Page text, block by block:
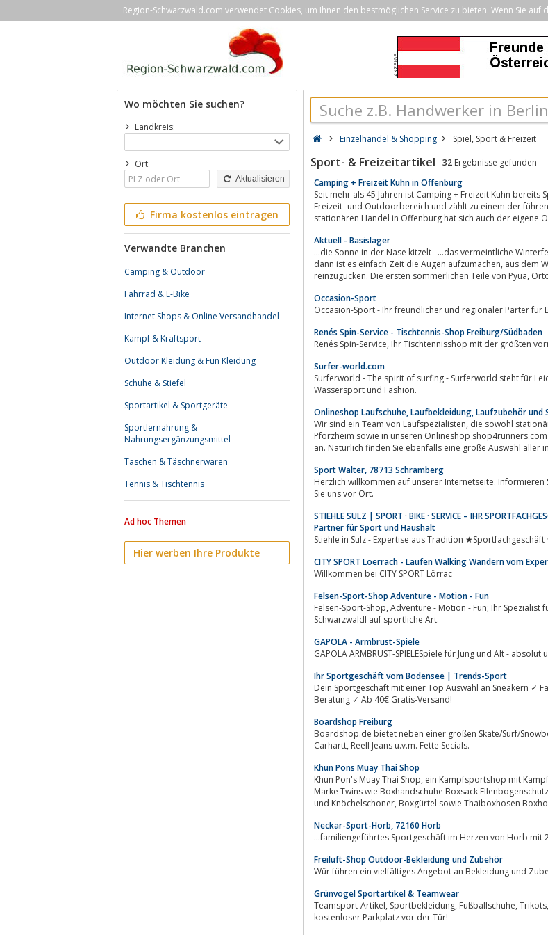
Region-Schwarzwald.com verwendet Cookies, um Ihnen den bestmöglichen Service zu bieten. Wenn Sie
Wo möchten Sie suchen?
Landkreis:
Ort:
Aktualisieren
Firma kostenlos eintragen
Verwandte Branchen
Camping & Outdoor
Fahrrad & E-Bike
Internet Shops & Online Versandhandel
Kampf & Kraftsport
Outdoor Kleidung & Fun Kleidung
Schuhe & Stiefel
Sportartikel & Sportgeräte
Sportlernahrung &
Nahrungsergänzungsmittel
Taschen & Täschnerwaren
Tennis & Tischtennis
Ad hoc Themen
Hier werben Ihre Produkte
Einzelhandel & Shopping Spiel, Sport & Freizeit
Sport- & Freizeitartikel 32 Ergebnisse gefunden
Camping + Freizeit Kuhn in Offenburg
Seit mehr als 45 Jahren ist Camping + Freizeit Kuhn
Freizeit- und Outdoorbereich und zählt zu einem der
stationären Handel in Offenburg hat sich auch der eigene
Aktuell - Basislager
…die Sonne in der Nase kitzelt …das vermeintliche
dann ist es einfach Zeit die Augen aufzumachen, aus dem Winterschlaf aufzuwachen und einmal losgelöst bei uns
Occasion-Sport
Occasion-Sport - Ihr freundlicher und regionaler Parter für
Renés Spin-Service - Tischtennis-Shop Freiburg/Südbaden
Renés Spin-Service, Ihr Tischtennisshop mit der
Surfer-world.com
Surferworld - The spirit of surfing - Surferworld steht für
Wassersport und Fashion.
Onlineshop Laufschuhe, Laufbekleidung, Laufzubehör
Wir sind ein Team von Laufspezialisten, die sowohl stationär als auch online agieren. In unserem Ladengeschäft rennwerk in
Pforzheim sowie in unseren Onlineshop
an. Natürlich finden Sie ebenfalls eine große Auswahl aller
Sport Walter, 78713 Schramberg
Herzlich willkommen auf unserer Internetseite.
Sie uns vor Ort.
STIEHLE SULZ | SPORT · BIKE · SERVICE – IHR
Partner für Sport und Haushalt
Stiehle in Sulz - Expertise aus Tradition
CITY SPORT Loerrach - Laufen Walking Wandern vom
Willkommen bei CITY SPORT Lörrac
Felsen-Sport-Shop Adventure - Motion - Fun
Felsen-Sport-Shop, Adventure - Motion - Fun; Ihr Spezialist für Ausdauer- und Gesundheitssport. Erleben Sie den
Schwarzwaldl auf sportliche Art.
GAPOLA - Armbrust-Spiele
GAPOLA ARMBRUST-SPIELESpiele für Jung und Alt - absolut
Ihr Sportgeschäft vom Bodensee | Trends-Sport
Dein Sportgeschäft mit einer Top Auswahl an Sneakern ✓
Beratung ✓ Ab 40€ Gratis-Versand!
Boardshop Freiburg
Boardshop.de bietet neben einer großen Skate/Surf/Snowboard Auswahl
Carhartt, Reell Jeans u.v.m. Fette Secials.
Khun Pons Muay Thai Shop
Khun Pon's Muay Thai Shop, ein Kampfsportshop mit Kampfsportartikel und Kampfsportausrüstung der thailändischen
Marke Twins wie Boxhandschuhe Boxsack
und Knöchelschoner, Boxgürtel sowie
Neckar-Sport-Horb, 72160 Horb
...familiengeführtes Sportgeschäft im Herzen von Horb mit
Freiluft-Shop Outdoor-Bekleidung und Zubehör
Grünvogel Sportartikel & Teamwear
Teamsport-Artikel, Sportbekleidung, Fußballschuhe, Trikots, Equipment, Fanartikel & mehr! Schauen Sie noch heute vorbei-
kostenloser Parkplatz vor der Tür!